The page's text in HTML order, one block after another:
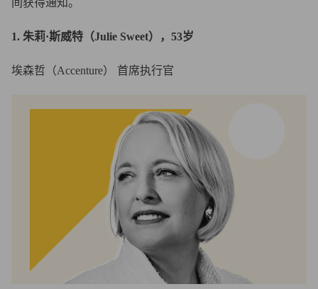
间获得通知。
1. 朱莉·斯威特（Julie Sweet），53岁
埃森哲（Accenture） 首席执行官